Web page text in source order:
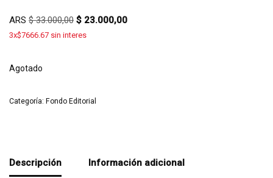
ARS $33.000,00 $ 23.000,00
3x$7666.67 sin interes
Agotado
Categoría: Fondo Editorial
Descripción Información adicional